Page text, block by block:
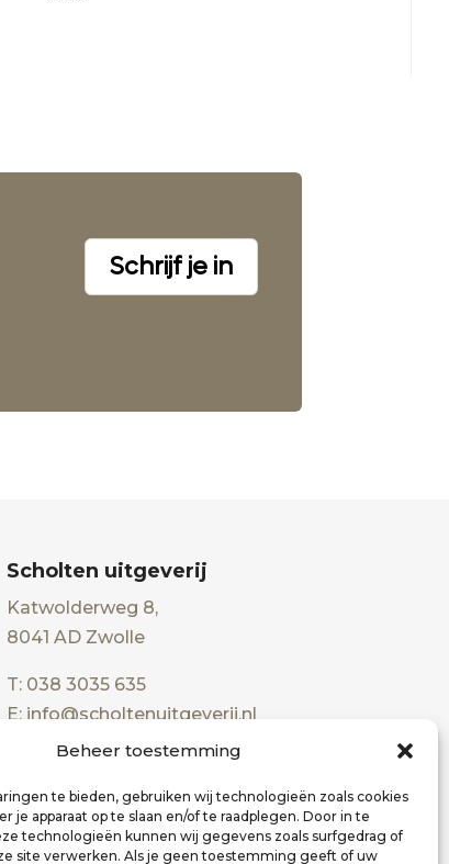
Beheer toestemming
te bieden, gebruiken wij technologieën zoals cookies
je apparaat op te slaan en/of te raadplegen. Door in te
technologieën kunnen wij gegevens zoals surfgedrag of
site verwerken. Als je geen toestemming geeft of uw
Schrijf je in
Scholten uitgeverij
Katwolderweg 8,
8041 AD Zwolle
T: 038 3035 635
E: info@scholtenuitgeverij.nl